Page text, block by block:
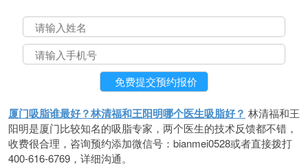
厦门吸脂谁最好？林清福和王阳明哪个医生吸脂好？ 林清福和王
阳明是厦门比较知名的吸脂专家，两个医生的技术反馈都不错，
收费很合理，咨询预约添加微信号：bianmei0528或者直接拨打
400-616-6769，详细沟通。